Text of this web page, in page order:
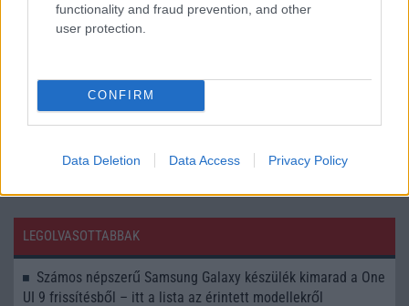
functionality and fraud prevention, and other
user protection.
CONFIRM
Data Deletion Data Access Privacy Policy
Halló, hall engem? Fém Samsungom van!
Új Samsungok a Vodafone-nál
Megérkezett a Samsung Galaxy A új szériája
További hírek
LEGOLVASOTTABBAK
Számos népszerű Samsung Galaxy készülék kimarad a One
UI 9 frissítésből – itt a lista az érintett modellekről